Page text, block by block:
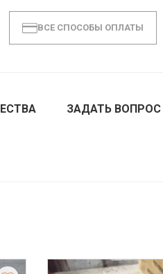
ВСЕ СПОСОБЫ ОПЛАТЫ
ЗАДАТЬ ВОПРОС